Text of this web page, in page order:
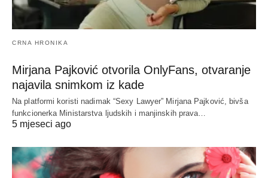
CRNA HRONIKA
Mirjana Pajković otvorila OnlyFans, otvaranje
najavila snimkom iz kade
Na platformi koristi nadimak “Sexy Lawyer” Mirjana Pajković, bivša
funkcionerka Ministarstva ljudskih i manjinskih prava…
5 mjeseci ago